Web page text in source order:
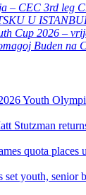
– CEC 3rd leg
U
Cup 2026 –
Buden na
Youth
Stutzman
quota places
set youth, senior